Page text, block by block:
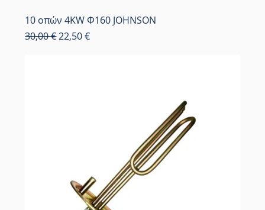
10 οπών 4KW Φ160 JOHNSON
Κανονική τιμή
30,00 €Τιμή Έκπτωσης
22,50 €